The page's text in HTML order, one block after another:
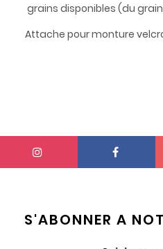
grains disponibles (du grain
Attache pour monture
S'ABONNER A